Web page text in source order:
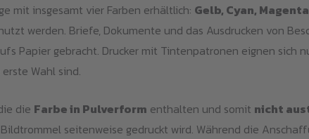
mit insgesamt vier Farben erhältlich: Gelb, Cyan,
werden. Briefe, Dokumente und das Ausdrucken von
Papier gebracht. Drucker mit Tintenpatronen eignen sich
Wahl sind.
die Farbe in Pulverform enthalten und somit nicht
seitenweise gedruckt wird. Während die